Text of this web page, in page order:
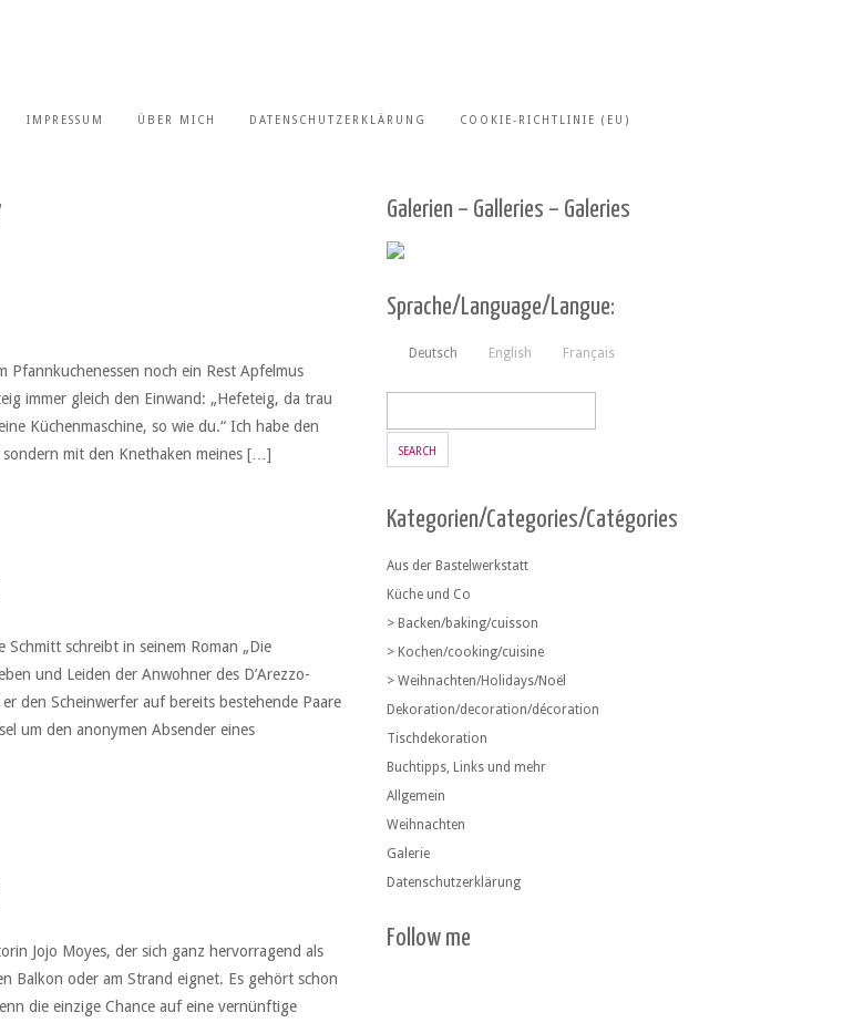
IMPRESSUM ÜBER MICH DATENSCHUTZERKLÄRUNG COOKIE-RICHTLINIE (EU)
Pfannkuchenessen noch ein Rest Apfelmus
immer gleich den Einwand: „Hefeteig, da trau
Küchenmaschine, so wie du.“ Ich habe den
mit den Knethaken meines […]
schreibt in seinem Roman „Die
und Leiden der Anwohner des D’Arezzo-
den Scheinwerfer auf bereits bestehende Paare
um den anonymen Absender eines
Jojo Moyes, der sich ganz hervorragend als
Balkon oder am Strand eignet. Es gehört schon
die einzige Chance auf eine vernünftige
Galerien – Galleries – Galeries
Sprache/Language/Langue:
Deutsch English Français
Kategorien/Categories/Catégories
Aus der Bastelwerkstatt
Küche und Co
> Backen/baking/cuisson
> Kochen/cooking/cuisine
> Weihnachten/Holidays/Noël
Dekoration/decoration/décoration
Tischdekoration
Buchtipps, Links und mehr
Allgemein
Weihnachten
Galerie
Datenschutzerklärung
Follow me